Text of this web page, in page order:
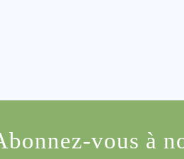
vous à